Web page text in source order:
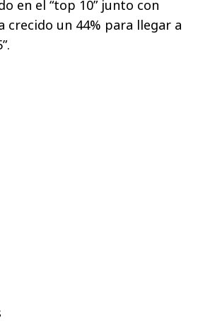
en el “top 10” junto con
crecido un 44% para llegar a